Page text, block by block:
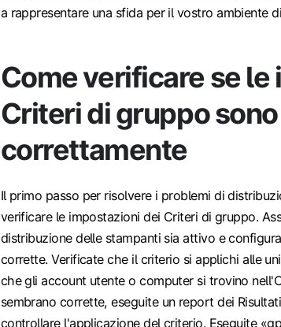
a rappresentare una sfida per il vostro ambiente
Come verificare se
Criteri di gruppo
correttamente
Il primo passo per risolvere i problemi di
verificare le impostazioni dei Criteri di gruppo.
distribuzione delle stampanti sia attivo e
corrette. Verificate che il criterio si applichi alle
che gli account utente o computer si trovino
sembrano corrette, eseguite un report dei
controllare l'applicazione del criterio. Eseguite